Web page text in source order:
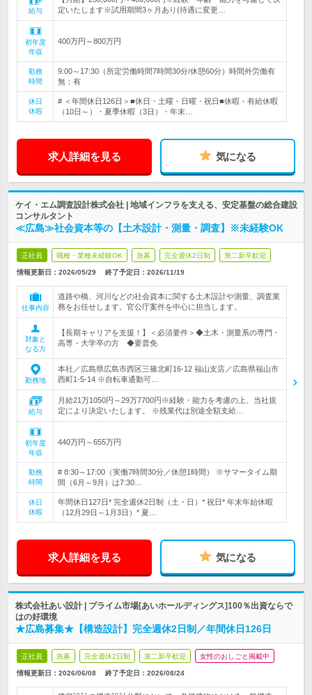
給与
定いたします※試用期間3ヶ月あり(待遇に変更…
初年度
年収
400万円～800万円
勤務
時間
9:00～17:30（所定労働時間7時間30分/休憩60分）時間外労働有
無：有
休日
休暇
# ＜年間休日126日＞■休日・土曜・日曜・祝日■休暇・有給休暇
（10日～）・夏季休暇（3日）・年末…
求人詳細を見る 気になる
ケイ・エム調査設計株式会社 | 地域インフラを支える、安定基盤の総合建設
コンサルタント
≪広島≫社会資本等の【土木設計・測量・調査】※未経験OK
正社員 職種・業種未経験OK 急募 完全週休2日制 第二新卒歓迎
情報更新日：2026/05/29 終了予定日： 2026/11/19
仕事内容
道路や橋、河川などの社会資本に関する土木設計や測量、調査業
務をお任せします。官公庁案件を中心に担当します。
対象と
なる方
【長期キャリアを支援！】＜必須要件＞◆土木・測量系の専門・
高専・大学卒の方 ◆要普免
勤務地
本社／広島県広島市西区三篠北町16-12 福山支店／広島県福山市
西町1-5-14 ※自転車通勤可…
給与
月給21万1050円～29万7700円※経験・能力を考慮の上、当社規
定により決定いたします。 ※残業代は別途全額支給…
初年度
年収
440万円～655万円
勤務
時間
# 8:30～17:00（実働7時間30分／休憩1時間） ※サマータイム期
間（6月～9月）は7:30…
休日
休暇
年間休日127日* 完全週休2日制（土・日）* 祝日* 年末年始休暇
（12月29日～1月3日）* 夏…
求人詳細を見る 気になる
株式会社あい設計 | プライム市場[あいホールディングス]100％出資ならで
はの好環境
★広島募集★【構造設計】完全週休2日制／年間休日126日
正社員 急募 完全週休2日制 第二新卒歓迎 女性のおしごと掲載中
情報更新日：2026/06/08 終了予定日： 2026/08/24